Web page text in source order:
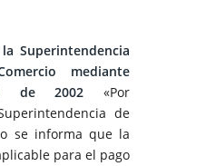
Superintendencia
mediante
de 2002 «Por
de
se informa que la
para el pago